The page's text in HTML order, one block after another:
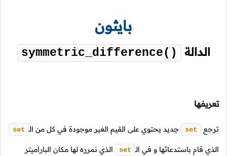
بايثون
الدالة symmetric_difference()
تعريفها
ترجع set جديد يحتوي على القيم الغير موجودة في كل من الـ set
الذي قام باستدعائها و في الـ set الذي نمرره لها مكان الباراميتر